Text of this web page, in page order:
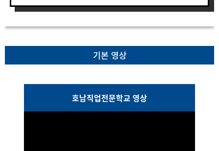
기본 영상
호남직업전문학교 영상